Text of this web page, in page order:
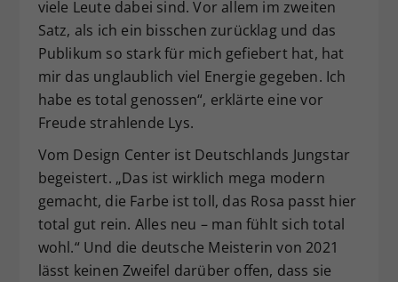
viele Leute dabei sind. Vor allem im zweiten
Satz, als ich ein bisschen zurücklag und das
Publikum so stark für mich gefiebert hat, hat
mir das unglaublich viel Energie gegeben. Ich
habe es total genossen“, erklärte eine vor
Freude strahlende Lys.
Vom Design Center ist Deutschlands Jungstar
begeistert. „Das ist wirklich mega modern
gemacht, die Farbe ist toll, das Rosa passt hier
total gut rein. Alles neu – man fühlt sich total
wohl.“ Und die deutsche Meisterin von 2021
lässt keinen Zweifel darüber offen, dass sie